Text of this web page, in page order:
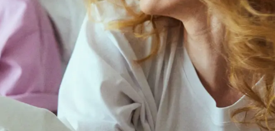
Camper, hvor prisen er 850 SEK per nat i delt
ikke pointkvalificerende. Booker du et ophold med tilkøb
Værelset har plads til 1-2 teenagere i alderen 13-